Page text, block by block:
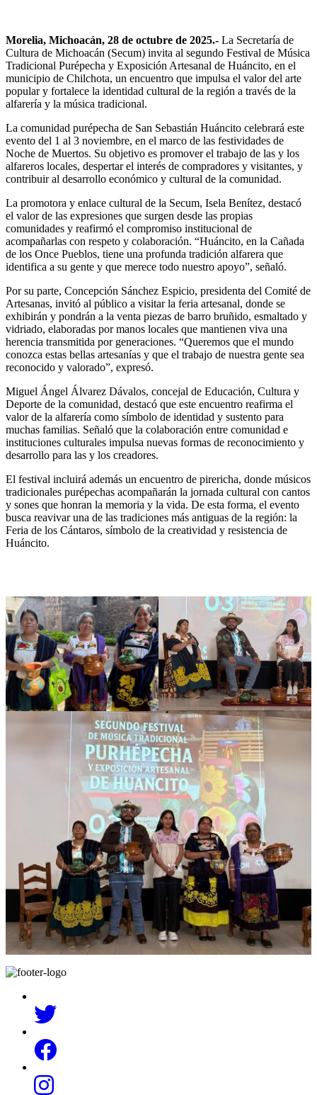
Morelia, Michoacán, 28 de octubre de 2025.- La Secretaría de
Cultura de Michoacán (Secum) invita al segundo Festival de Música
Tradicional Purépecha y Exposición Artesanal de Huáncito, en el
municipio de Chilchota, un encuentro que impulsa el valor del arte
popular y fortalece la identidad cultural de la región a través de la
alfarería y la música tradicional.
La comunidad purépecha de San Sebastián Huáncito celebrará este
evento del 1 al 3 noviembre, en el marco de las festividades de
Noche de Muertos. Su objetivo es promover el trabajo de las y los
alfareros locales, despertar el interés de compradores y visitantes, y
contribuir al desarrollo económico y cultural de la comunidad.
La promotora y enlace cultural de la Secum, Isela Benítez, destacó
el valor de las expresiones que surgen desde las propias
comunidades y reafirmó el compromiso institucional de
acompañarlas con respeto y colaboración. “Huáncito, en la Cañada
de los Once Pueblos, tiene una profunda tradición alfarera que
identifica a su gente y que merece todo nuestro apoyo”, señaló.
Por su parte, Concepción Sánchez Espicio, presidenta del Comité de
Artesanas, invitó al público a visitar la feria artesanal, donde se
exhibirán y pondrán a la venta piezas de barro bruñido, esmaltado y
vidriado, elaboradas por manos locales que mantienen viva una
herencia transmitida por generaciones. “Queremos que el mundo
conozca estas bellas artesanías y que el trabajo de nuestra gente sea
reconocido y valorado”, expresó.
Miguel Ángel Álvarez Dávalos, concejal de Educación, Cultura y
Deporte de la comunidad, destacó que este encuentro reafirma el
valor de la alfarería como símbolo de identidad y sustento para
muchas familias. Señaló que la colaboración entre comunidad e
instituciones culturales impulsa nuevas formas de reconocimiento y
desarrollo para las y los creadores.
El festival incluirá además un encuentro de pirericha, donde músicos
tradicionales purépechas acompañarán la jornada cultural con cantos
y sones que honran la memoria y la vida. De esta forma, el evento
busca reavivar una de las tradiciones más antiguas de la región: la
Feria de los Cántaros, símbolo de la creatividad y resistencia de
Huáncito.